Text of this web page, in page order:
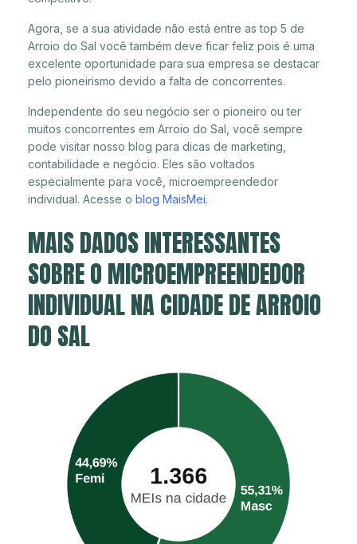
Agora, se a sua atividade não está entre as top 5 de
Arroio do Sal você também deve ficar feliz pois é uma
excelente oportunidade para sua empresa se destacar
pelo pioneirismo devido a falta de concorrentes.
Independente do seu negócio ser o pioneiro ou ter
muitos concorrentes em Arroio do Sal, você sempre
pode visitar nosso blog para dicas de marketing,
contabilidade e negócio. Eles são voltados
especialmente para você, microempreendedor
individual. Acesse o blog MaisMei.
MAIS DADOS INTERESSANTES
SOBRE O MICROEMPREENDEDOR
INDIVIDUAL NA CIDADE DE ARROIO
DO SAL